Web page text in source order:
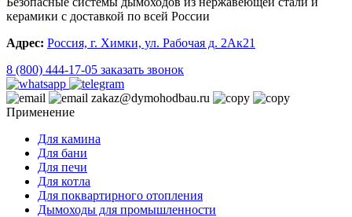
керамики с доставкой по всей России
Адрес: Россия, г. Химки, ул. Рабочая д. 2Ак21
8 (800) 444-17-05 заказать звонок
zakaz@dymohodbau.ru
Применение
Для камина
Для бани
Для печи
Для котла
Для поквартирного отопления
Дымоходы для промышленности